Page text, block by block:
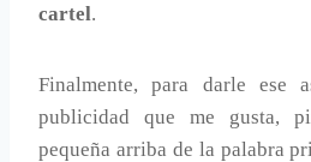
cartel.
Finalmente, para darle ese
publicidad que me gusta,
pequeña arriba de la palabra